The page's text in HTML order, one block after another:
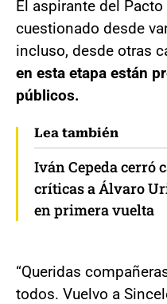
El aspirante del
cuestionado desde
incluso, desde otras
en esta etapa están
públicos.
Lea también
Iván Cepeda cerró
críticas a Álvaro
en primera vuelta
“Queridas
todos. Vuelvo a